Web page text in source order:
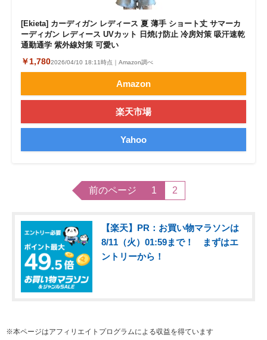
[Ekieta] カーディガン レディース 夏 薄手 ショート丈 サマーカ
ーディガン レディース UVカット 日焼け防止 冷房対策 吸汗速乾
通勤通学 紫外線対策 可愛い
￥1,7802026/04/10 18:11時点｜Amazon調べ
Amazon
楽天市場
Yahoo
前のページ 1 2
【楽天】PR：お買い物マラソンは
8/11（火）01:59まで！ まずはエ
ントリーから！
※本ページはアフィリエイトプログラムによる収益を得ています